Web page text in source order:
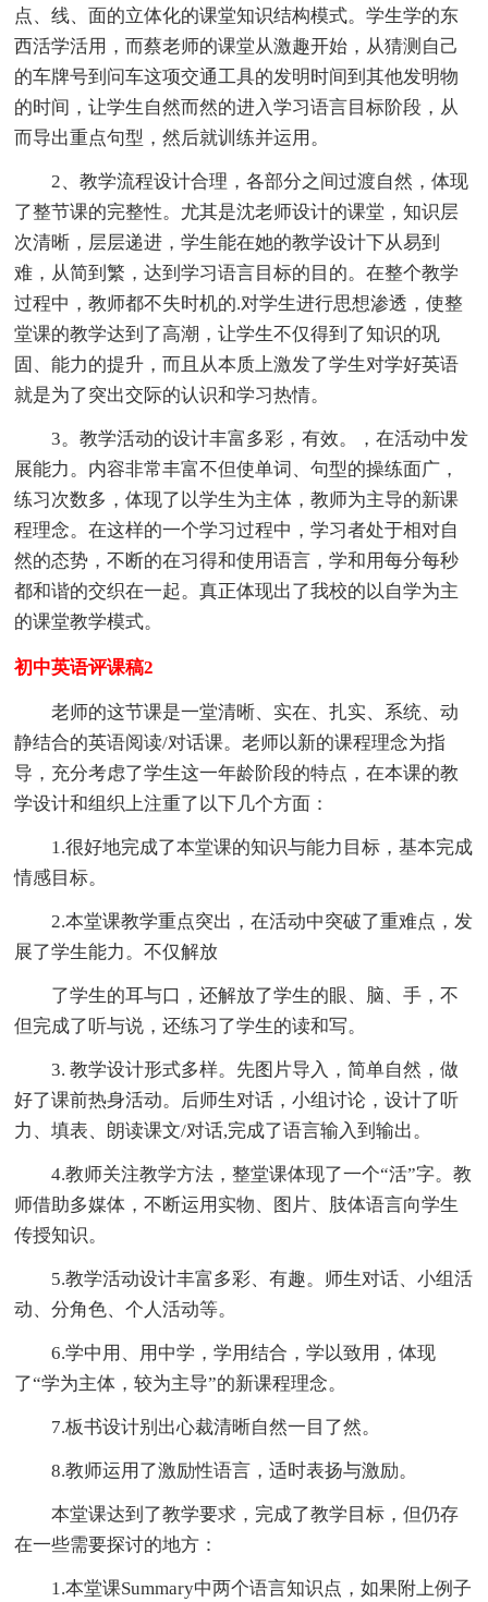
点、线、面的立体化的课堂知识结构模式。学生学的东
西活学活用，而蔡老师的课堂从激趣开始，从猜测自己
的车牌号到问车这项交通工具的发明时间到其他发明物
的时间，让学生自然而然的进入学习语言目标阶段，从
而导出重点句型，然后就训练并运用。
2、教学流程设计合理，各部分之间过渡自然，体现
了整节课的完整性。尤其是沈老师设计的课堂，知识层
次清晰，层层递进，学生能在她的教学设计下从易到
难，从简到繁，达到学习语言目标的目的。在整个教学
过程中，教师都不失时机的.对学生进行思想渗透，使整
堂课的教学达到了高潮，让学生不仅得到了知识的巩
固、能力的提升，而且从本质上激发了学生对学好英语
就是为了突出交际的认识和学习热情。
3。教学活动的设计丰富多彩，有效。，在活动中发
展能力。内容非常丰富不但使单词、句型的操练面广，
练习次数多，体现了以学生为主体，教师为主导的新课
程理念。在这样的一个学习过程中，学习者处于相对自
然的态势，不断的在习得和使用语言，学和用每分每秒
都和谐的交织在一起。真正体现出了我校的以自学为主
的课堂教学模式。
初中英语评课稿2
老师的这节课是一堂清晰、实在、扎实、系统、动
静结合的英语阅读/对话课。老师以新的课程理念为指
导，充分考虑了学生这一年龄阶段的特点，在本课的教
学设计和组织上注重了以下几个方面：
1.很好地完成了本堂课的知识与能力目标，基本完成
情感目标。
2.本堂课教学重点突出，在活动中突破了重难点，发
展了学生能力。不仅解放
了学生的耳与口，还解放了学生的眼、脑、手，不
但完成了听与说，还练习了学生的读和写。
3. 教学设计形式多样。先图片导入，简单自然，做
好了课前热身活动。后师生对话，小组讨论，设计了听
力、填表、朗读课文/对话,完成了语言输入到输出。
4.教师关注教学方法，整堂课体现了一个“活”字。教
师借助多媒体，不断运用实物、图片、肢体语言向学生
传授知识。
5.教学活动设计丰富多彩、有趣。师生对话、小组活
动、分角色、个人活动等。
6.学中用、用中学，学用结合，学以致用，体现
了“学为主体，较为主导”的新课程理念。
7.板书设计别出心裁清晰自然一目了然。
8.教师运用了激励性语言，适时表扬与激励。
本堂课达到了教学要求，完成了教学目标，但仍存
在一些需要探讨的地方：
1.本堂课Summary中两个语言知识点，如果附上例子